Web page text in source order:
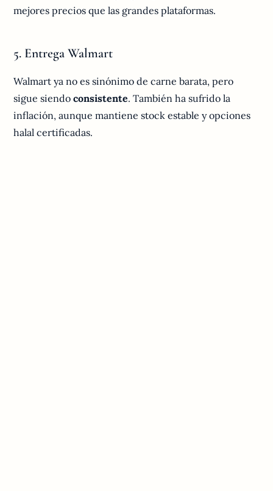
mejores precios que las grandes plataformas.
5. Entrega Walmart
Walmart ya no es sinónimo de carne barata, pero
sigue siendoconsistente. También ha sufrido la
inflación, aunque mantiene stock estable y opciones
halal certificadas.